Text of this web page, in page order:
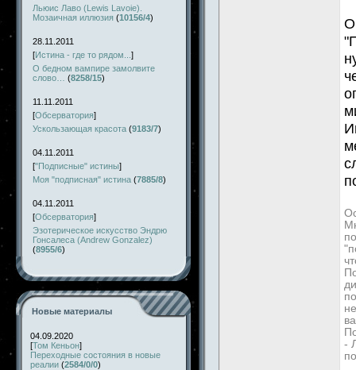
Льюис Лаво (Lewis Lavoie).
Мозаичная иллюзия (10156/4)
28.11.2011
[Истина - где то рядом... ]
О бедном вампире замолвите
слово…
(8258/15)
11.11.2011
[Обсерватория]
Ускользающая красота (9183/7)
04.11.2011
["Подписные" истины]
Моя "подписная" истина (7885/8)
04.11.2011
[Обсерватория]
Эзотерическое искусство Эндрю
Гонсалеса (Andrew Gonzalez)
(8955/6)
Новые материалы
04.09.2020
[Том Кеньон]
Переходные состояния в новые
реалии (2584/0/0)
-